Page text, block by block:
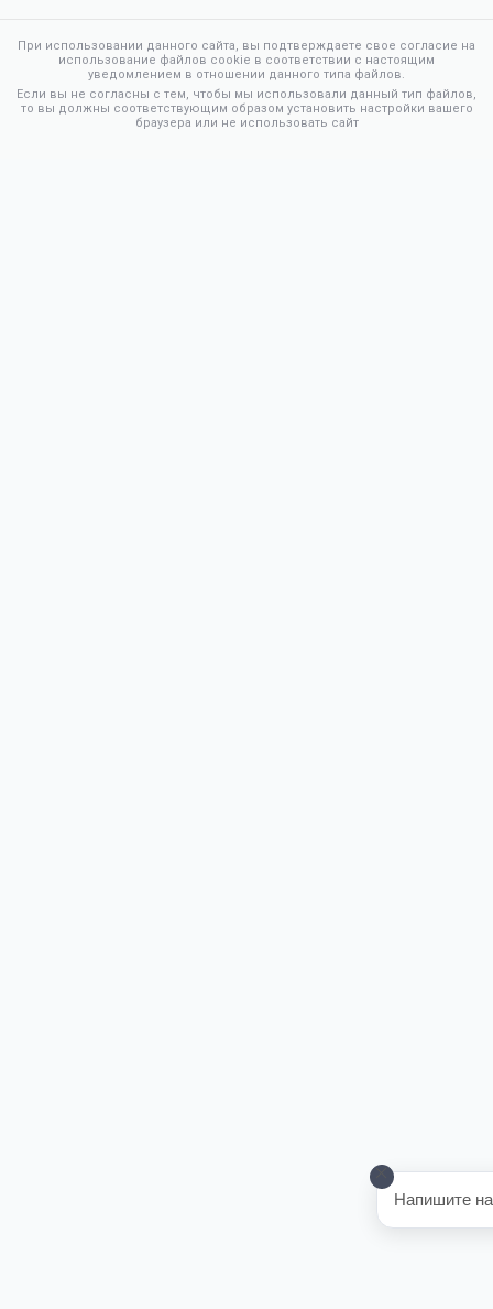
При использовании данного сайта, вы подтверждаете свое согласие на
использование файлов cookie в соответствии с настоящим
уведомлением в отношении данного типа файлов.
Если вы не согласны с тем, чтобы мы использовали данный тип файлов,
то вы должны соответствующим образом установить настройки вашего
браузера или не использовать сайт
Напишите